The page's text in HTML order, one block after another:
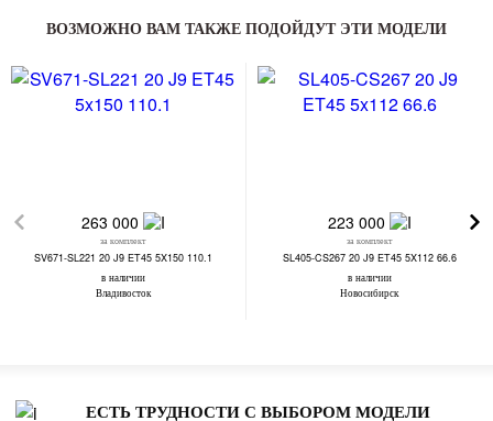
ВОЗМОЖНО ВАМ ТАКЖЕ ПОДОЙДУТ ЭТИ МОДЕЛИ
263 000
за комплект
SV671-SL221 20 J9 ET45 5X150 110.1
в наличии
Владивосток
223 000
за комплект
SL405-CS267 20 J9 ET45 5X112 66.6
в наличии
Новосибирск
ЕСТЬ ТРУДНОСТИ С ВЫБОРОМ МОДЕЛИ